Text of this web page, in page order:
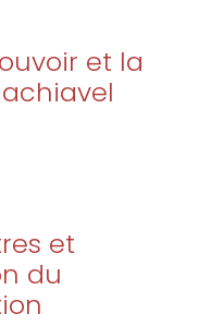
et la
et
du